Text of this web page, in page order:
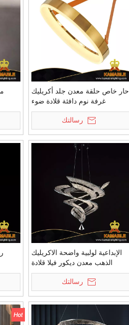
حار خاص حلقة معدن جلد أكريليك
غرفة نوم دافئة قلادة ضوء
(KD91328-D40)
رسالتك
الإبداعية لولبية واضحة الاكريليك
الذهب معدن ديكور فيلا قلادة
الخفيفة (MD9006A-9B)
رسالتك